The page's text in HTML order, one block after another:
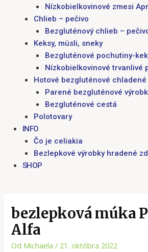
Nízkobielkovinové zmesi
Chlieb – pečivo
Bezgluténový chlieb –
Keksy, müsli, sneky
Bezgluténové pochutiny-
Nízkobielkovinové trvanlivé
Hotové bezgluténové chladené
Parené bezgluténové
Bezgluténové cestá
Polotovary
INFO
Čo je celiakia
Bezlepkové výrobky hradené
SHOP
bezlepková múka
Alfa
Od Michaela/ 21. októbra 2022